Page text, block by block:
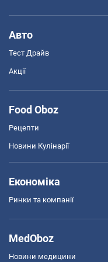
Авто
Тест Драйв
Акції
Food Oboz
Рецепти
Новини Кулінарії
Економіка
Ринки та компанії
MedOboz
Новини медицини